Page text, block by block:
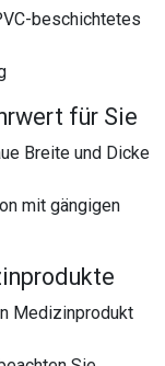
beschichtetes
für Sie
Breite und Dicke
mit gängigen
Medizinprodukt